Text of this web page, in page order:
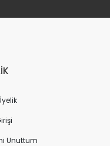
Unuttum